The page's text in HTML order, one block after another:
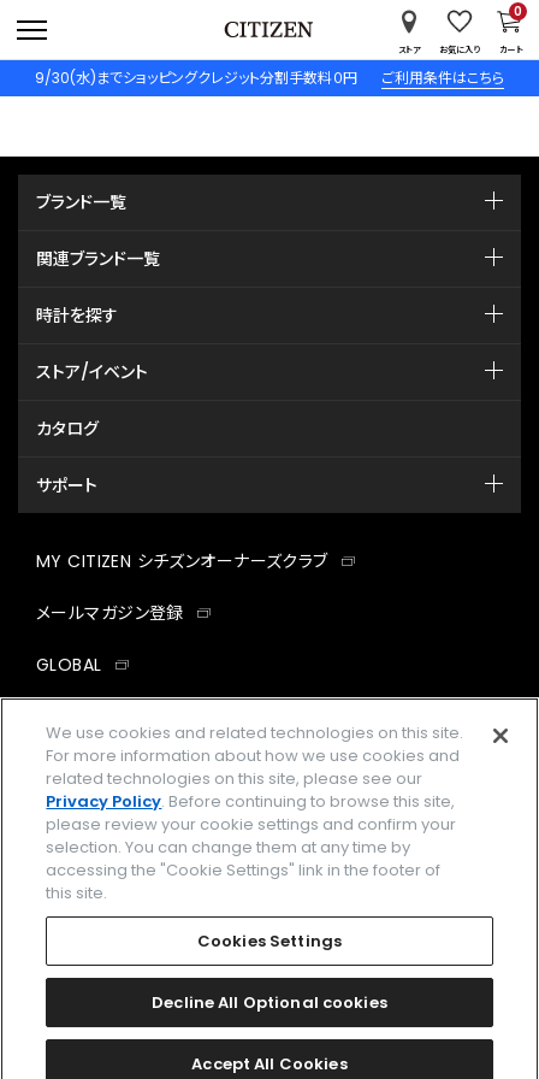
9/30(水)までショッピングクレジット分割手数料０円 ご利用条件はこちら
ストア お気に入り カート
0
ブランド一覧
関連ブランド一覧
時計を探す
ストア/イベント
カタログ
サポート
MY CITIZEN シチズンオーナーズクラブ
メールマガジン登録
GLOBAL
facebookinstagramtwitter
企業情報 ご利用規約
プライバシーポリシー Cookies Settings
Amazon PayはAmazon.com, Inc.またはその関連会社の商標です。
2026 CITIZEN WATCH CO., LTD.
We use cookies and related technologies on this site.
For more information about how we use cookies and
related technologies on this site, please see our
Privacy Policy. Before continuing to browse this site,
please review your cookie settings and confirm your
selection. You can change them at any time by
accessing the "Cookie Settings" link in the footer of
this site.
Cookies Settings
Decline All Optional cookies
Accept All Cookies